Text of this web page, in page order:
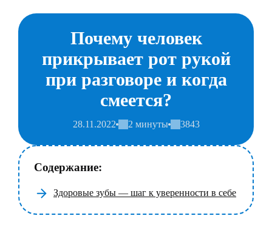
Почему человек
прикрывает рот рукой
при разговоре и когда
смеется?
28.11.2022 2 минуты 3843
Содержание:
Здоровые зубы — шаг к уверенности в себе